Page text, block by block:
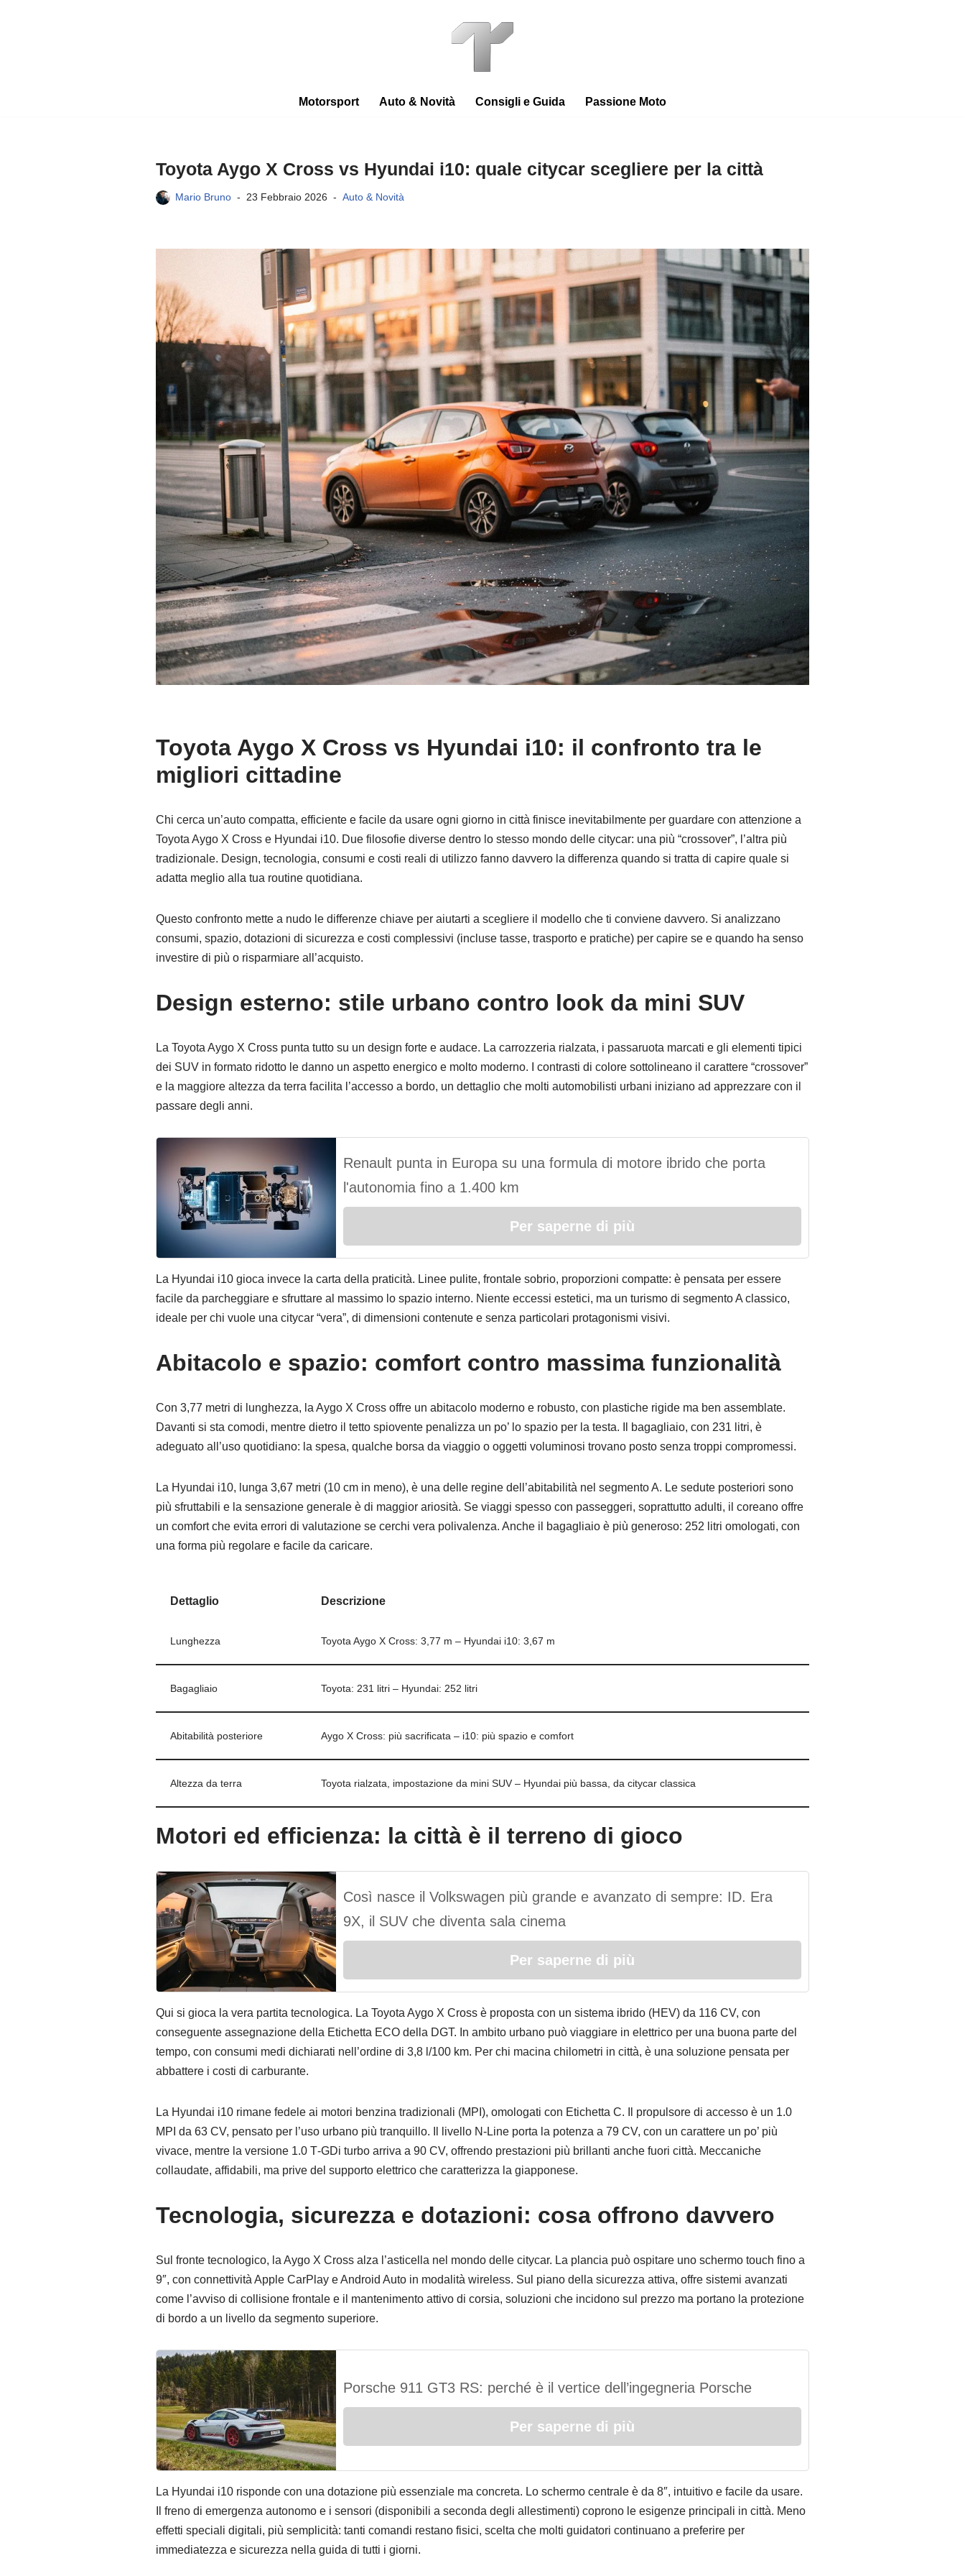
Motorsport
Auto & Novità Consigli e Guida Passione Moto
Toyota Aygo X Cross vs Hyundai i10: quale citycar scegliere per la città
Mario Bruno 23 Febbraio 2026 Auto & Novità
Toyota Aygo X Cross vs Hyundai i10: il confronto tra le
migliori cittadine
Chi cerca un’auto compatta, efficiente e facile da usare ogni giorno in città finisce inevitabilmente per guardare con attenzione a
Toyota Aygo X Cross e Hyundai i10. Due filosofie diverse dentro lo stesso mondo delle citycar: una più “crossover”, l’altra più
tradizionale. Design, tecnologia, consumi e costi reali di utilizzo fanno davvero la differenza quando si tratta di capire quale si
adatta meglio alla tua routine quotidiana.
Questo confronto mette a nudo le differenze chiave per aiutarti a scegliere il modello che ti conviene davvero. Si analizzano
consumi, spazio, dotazioni di sicurezza e costi complessivi (incluse tasse, trasporto e pratiche) per capire se e quando ha senso
investire di più o risparmiare all’acquisto.
Design esterno: stile urbano contro look da mini SUV
La Toyota Aygo X Cross punta tutto su un design forte e audace. La carrozzeria rialzata, i passaruota marcati e gli elementi tipici
dei SUV in formato ridotto le danno un aspetto energico e molto moderno. I contrasti di colore sottolineano il carattere “crossover”
e la maggiore altezza da terra facilita l’accesso a bordo, un dettaglio che molti automobilisti urbani iniziano ad apprezzare con il
passare degli anni.
Renault punta in Europa su una formula di motore ibrido che porta
l'autonomia fino a 1.400 km
Per saperne di più
La Hyundai i10 gioca invece la carta della praticità. Linee pulite, frontale sobrio, proporzioni compatte: è pensata per essere
facile da parcheggiare e sfruttare al massimo lo spazio interno. Niente eccessi estetici, ma un turismo di segmento A classico,
ideale per chi vuole una citycar “vera”, di dimensioni contenute e senza particolari protagonismi visivi.
Abitacolo e spazio: comfort contro massima funzionalità
Con 3,77 metri di lunghezza, la Aygo X Cross offre un abitacolo moderno e robusto, con plastiche rigide ma ben assemblate.
Davanti si sta comodi, mentre dietro il tetto spiovente penalizza un po’ lo spazio per la testa. Il bagagliaio, con 231 litri, è
adeguato all’uso quotidiano: la spesa, qualche borsa da viaggio o oggetti voluminosi trovano posto senza troppi compromessi.
La Hyundai i10, lunga 3,67 metri (10 cm in meno), è una delle regine dell’abitabilità nel segmento A. Le sedute posteriori sono
più sfruttabili e la sensazione generale è di maggior ariosità. Se viaggi spesso con passeggeri, soprattutto adulti, il coreano offre
un comfort che evita errori di valutazione se cerchi vera polivalenza. Anche il bagagliaio è più generoso: 252 litri omologati, con
una forma più regolare e facile da caricare.
Dettaglio Descrizione
Lunghezza Toyota Aygo X Cross: 3,77 m – Hyundai i10: 3,67 m
Bagagliaio Toyota: 231 litri – Hyundai: 252 litri
Abitabilità posteriore Aygo X Cross: più sacrificata – i10: più spazio e comfort
Altezza da terra Toyota rialzata, impostazione da mini SUV – Hyundai più bassa, da citycar classica
Motori ed efficienza: la città è il terreno di gioco
Così nasce il Volkswagen più grande e avanzato di sempre: ID. Era
9X, il SUV che diventa sala cinema
Per saperne di più
Qui si gioca la vera partita tecnologica. La Toyota Aygo X Cross è proposta con un sistema ibrido (HEV) da 116 CV, con
conseguente assegnazione della Etichetta ECO della DGT. In ambito urbano può viaggiare in elettrico per una buona parte del
tempo, con consumi medi dichiarati nell’ordine di 3,8 l/100 km. Per chi macina chilometri in città, è una soluzione pensata per
abbattere i costi di carburante.
La Hyundai i10 rimane fedele ai motori benzina tradizionali (MPI), omologati con Etichetta C. Il propulsore di accesso è un 1.0
MPI da 63 CV, pensato per l’uso urbano più tranquillo. Il livello N-Line porta la potenza a 79 CV, con un carattere un po’ più
vivace, mentre la versione 1.0 T‑GDi turbo arriva a 90 CV, offrendo prestazioni più brillanti anche fuori città. Meccaniche
collaudate, affidabili, ma prive del supporto elettrico che caratterizza la giapponese.
Tecnologia, sicurezza e dotazioni: cosa offrono davvero
Sul fronte tecnologico, la Aygo X Cross alza l’asticella nel mondo delle citycar. La plancia può ospitare uno schermo touch fino a
9″, con connettività Apple CarPlay e Android Auto in modalità wireless. Sul piano della sicurezza attiva, offre sistemi avanzati
come l’avviso di collisione frontale e il mantenimento attivo di corsia, soluzioni che incidono sul prezzo ma portano la protezione
di bordo a un livello da segmento superiore.
Porsche 911 GT3 RS: perché è il vertice dell’ingegneria Porsche
Per saperne di più
La Hyundai i10 risponde con una dotazione più essenziale ma concreta. Lo schermo centrale è da 8″, intuitivo e facile da usare.
Il freno di emergenza autonomo e i sensori (disponibili a seconda degli allestimenti) coprono le esigenze principali in città. Meno
effetti speciali digitali, più semplicità: tanti comandi restano fisici, scelta che molti guidatori continuano a preferire per
immediatezza e sicurezza nella guida di tutti i giorni.